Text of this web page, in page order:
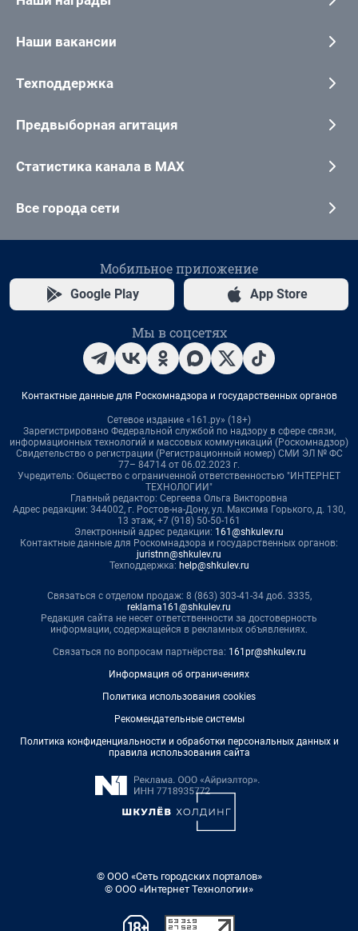
Наши вакансии
Техподдержка
Предвыборная агитация
Статистика канала в MAX
Все города сети
Мобильное приложение
Google Play App Store
Мы в соцсетях
Контактные данные для Роскомнадзора и государственных органов
Сетевое издание «161.ру» (18+)
Зарегистрировано Федеральной службой по надзору в сфере связи,
информационных технологий и массовых коммуникаций (Роскомнадзор)
Свидетельство о регистрации (Регистрационный номер) СМИ ЭЛ № ФС
77– 84714 от 06.02.2023 г.
Учредитель: Общество с ограниченной ответственностью "ИНТЕРНЕТ
ТЕХНОЛОГИИ"
Главный редактор: Сергеева Ольга Викторовна
Адрес редакции: 344002, г. Ростов-на-Дону, ул. Максима Горького, д. 130,
13 этаж, +7 (918) 50-50-161
Электронный адрес редакции: 161@shkulev.ru
Контактные данные для Роскомнадзора и государственных органов:
juristnn@shkulev.ru
Техподдержка: help@shkulev.ru
Связаться с отделом продаж: 8 (863) 303-41-34 доб. 3335,
reklama161@shkulev.ru
Редакция сайта не несет ответственности за достоверность
информации, содержащейся в рекламных объявлениях.
Связаться по вопросам партнёрства: 161pr@shkulev.ru
Информация об ограничениях
Политика использования cookies
Рекомендательные системы
Политика конфиденциальности и обработки персональных данных и
правила использования сайта
© ООО «Сеть городских порталов»
© ООО «Интернет Технологии»